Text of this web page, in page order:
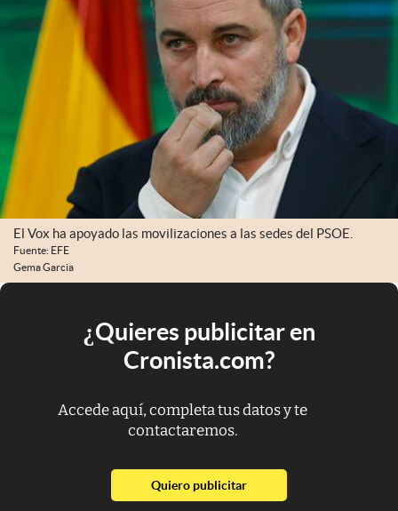
El Vox ha apoyado las movilizaciones a las sedes del PSOE.
Fuente: EFE
Gema Garcia
¿Quieres publicitar en
Cronista.com?
Accede aquí, completa tus datos y te
contactaremos.
Quiero publicitarabre en nueva pestaña